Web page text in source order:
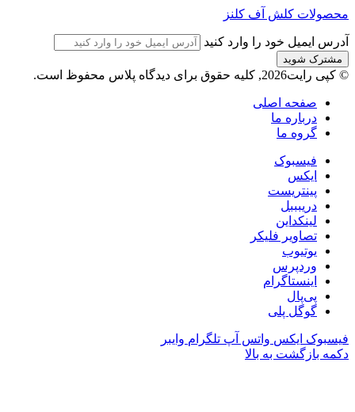
محصولات کلش آف کلنز
آدرس ایمیل خود را وارد کنید
© کپی رایت2026, کلیه حقوق برای دیدگاه پلاس محفوظ است.
صفحه اصلی
درباره ما
گروه ما
فیسبوک
ایکس
پینتریست
دریبببل
لینکداین
تصاویر فلیکر
یوتیوب
وردپرس
اینستاگرام
پی‌پال
گوگل پلی
فیسبوک ایکس واتس آپ تلگرام وایبر
دکمه بازگشت به بالا